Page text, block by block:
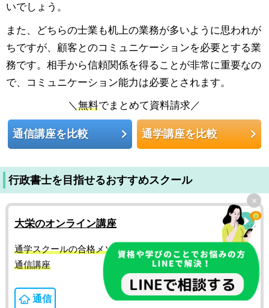
×
いでしょう。
また、どちらの士業も机上の業務が多いように思われが
ちですが、顧客とのコミュニケーションを必要とする業
務です。相手から信頼関係を得ることが非常に重要なの
で、コミュニケーション能力は必要とされます。
＼無料でまとめて資料請求／
通信講座を比較 通学講座を比較
行政書士を目指せるおすすめスクール
大栄のオンライン講座
通学スクールの合格メソッドを完全凝縮した挫折させない
通信講座
通信